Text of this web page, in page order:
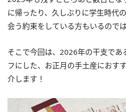
に帰ったり、久しぶりに学生時代
会う約束をしている方もいるので
そこで今回は、2026年の干支であ
フにした、お正月の手土産におす
介します！